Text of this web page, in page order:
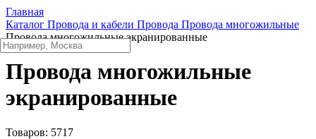
Главная
Каталог Провода и кабели Провода Провода многожильные
Провода многожильные экранированные
Провода многожильные
экранированные
Товаров: 5717